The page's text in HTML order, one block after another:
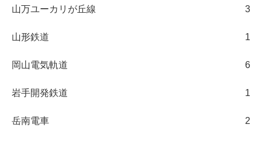
山万ユーカリが丘線 3
山形鉄道 1
岡山電気軌道 6
岩手開発鉄道 1
岳南電車 2